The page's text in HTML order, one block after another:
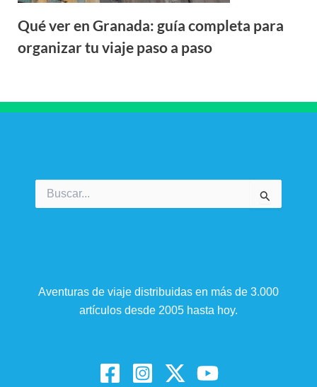
Qué ver en Granada: guía completa para
organizar tu viaje paso a paso
Buscar
por:
Aventuras de viaje distribuidas en más de 3.000
artículos desde 2005 hasta hoy.